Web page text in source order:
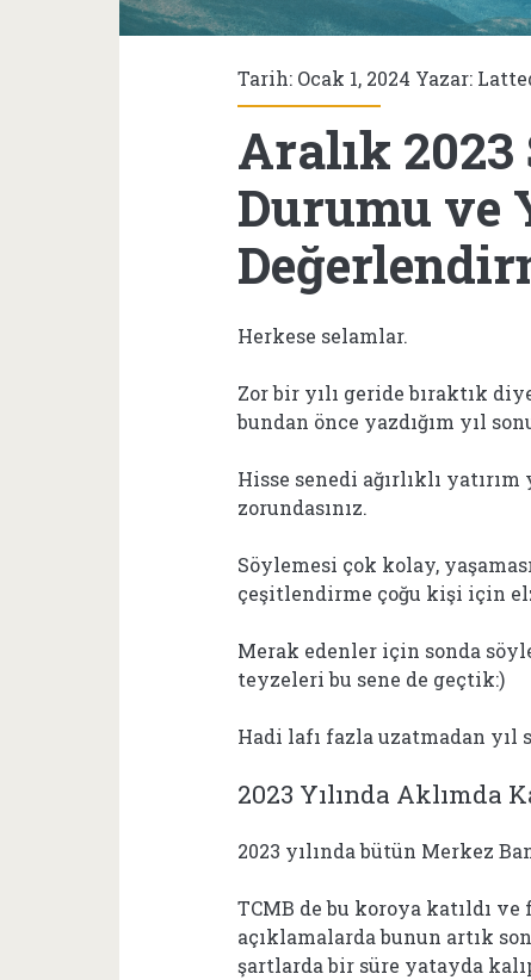
Tarih: Ocak 1, 2024 Yazar:
Aralık
Durumu ve
Herkese selamlar.
Zor bir yılı geride bıraktık
bundan önce yazdığım yıl
Hisse senedi ağırlıklı
zorundasınız.
Söylemesi çok kolay,
çeşitlendirme çoğu kişi için
Merak edenler için sonda
teyzeleri bu sene de geçtik:)
Hadi lafı fazla uzatmadan yıl
2023 Yılında Aklımda
2023 yılında bütün Merkez
TCMB de bu koroya katıldı ve
açıklamalarda bunun artık
şartlarda bir süre yatayda